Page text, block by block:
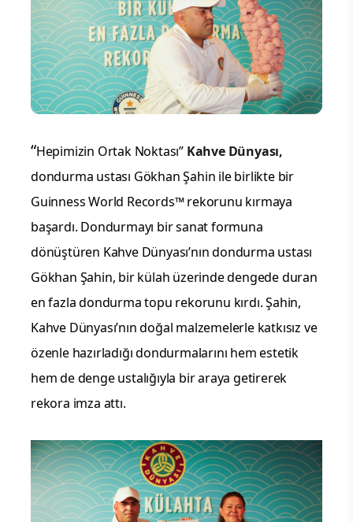
“Hepimizin Ortak Noktası” Kahve Dünyası,
dondurma ustası Gökhan Şahin ile birlikte bir
Guinness World Records™ rekorunu kırmaya
başardı. Dondurmayı bir sanat formuna
dönüştüren Kahve Dünyası’nın dondurma ustası
Gökhan Şahin, bir külah üzerinde dengede duran
en fazla dondurma topu rekorunu kırdı. Şahin,
Kahve Dünyası’nın doğal malzemelerle katkısız ve
özenle hazırladığı dondurmalarını hem estetik
hem de denge ustalığıyla bir araya getirerek
rekora imza attı.